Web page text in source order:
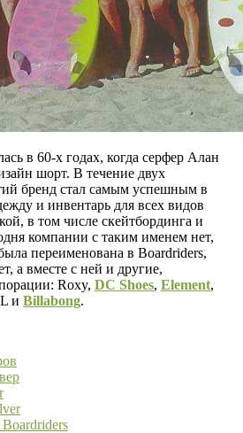
в 60-х годах, когда серфер Алан
шорт. В течение двух
бренд стал самым успешным в
и инвентарь для всех видов
в том числе скейтбординга и
компании с таким именем нет,
переименована в Boardriders,
а вместе с ней и другие,
Roxy, DC Shoes, Element,
и Billabong.